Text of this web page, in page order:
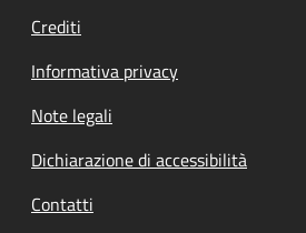
Crediti
Informativa privacy
Note legali
Dichiarazione di accessibilità
Contatti